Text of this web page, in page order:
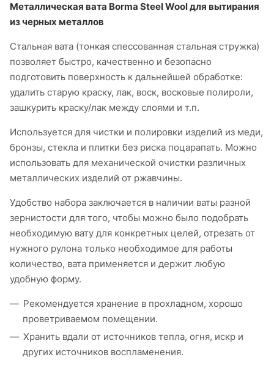
Металлическая вата Borma Steel Wool для вытирания
из черных металлов
Стальная вата (тонкая спессованная стальная стружка)
позволяет быстро, качественно и безопасно
подготовить поверхность к дальнейшей обработке:
удалить старую краску, лак, воск, восковые полироли,
зашкурить краску/лак между слоями и т.п.
Используется для чистки и полировки изделий из меди,
бронзы, стекла и плитки без риска поцарапать. Можно
использовать для механической очистки различных
металлических изделий от ржавчины.
Удобство набора заключается в наличии ваты разной
зернистости для того, чтобы можно было подобрать
необходимую вату для конкретных целей, отрезать от
нужного рулона только необходимое для работы
количество, вата применяется и держит любую
удобную форму.
Рекомендуется хранение в прохладном, хорошо
проветриваемом помещении.
Хранить вдали от источников тепла, огня, искр и
других источников воспламенения.